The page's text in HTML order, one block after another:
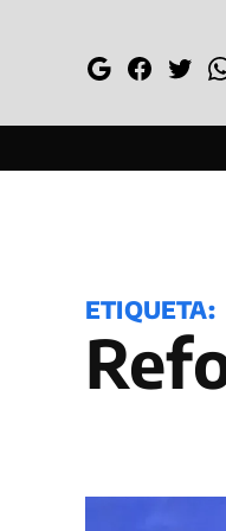
GoogleFacebook
ETIQUETA: